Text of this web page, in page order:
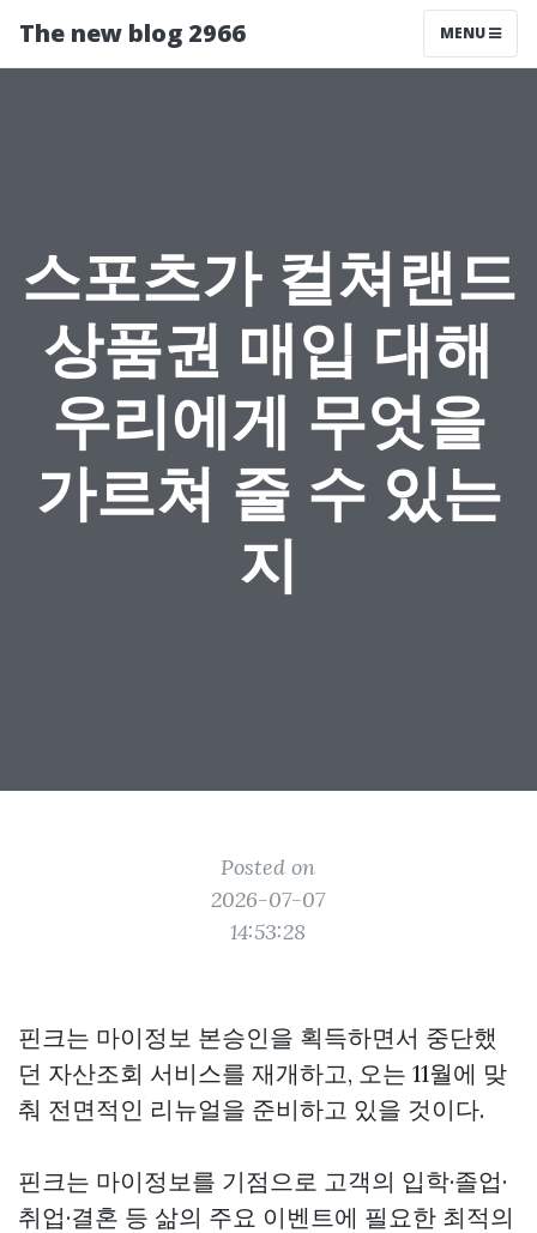
The new blog 2966 MENU
스포츠가 컬쳐랜드
상품권 매입 대해
우리에게 무엇을
가르쳐 줄 수 있는
지
Posted on
2026-07-07
14:53:28
핀크는 마이정보 본승인을 획득하면서 중단했
던 자산조회 서비스를 재개하고, 오는 11월에 맞
춰 전면적인 리뉴얼을 준비하고 있을 것이다.
핀크는 마이정보를 기점으로 고객의 입학·졸업·
취업·결혼 등 삶의 주요 이벤트에 필요한 최적의